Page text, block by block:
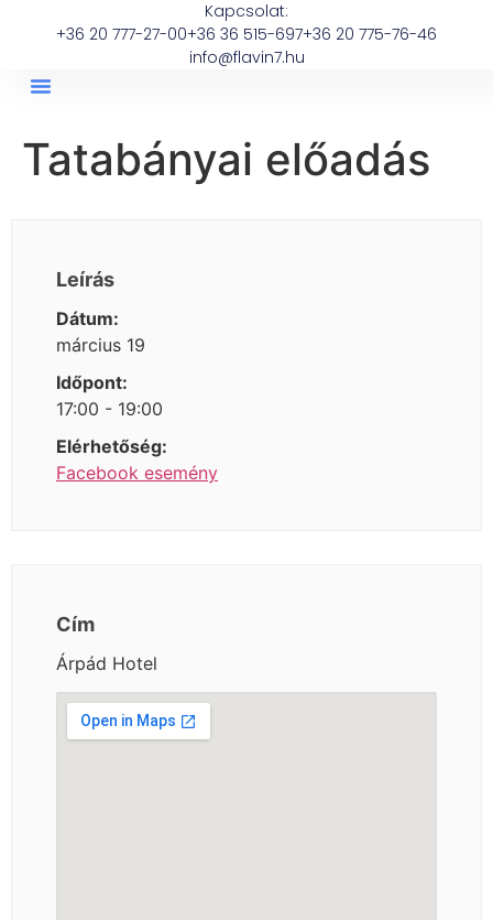
Kapcsolat:
+36 20 777-27-00+36 36 515-697+36 20 775-76-46
info@flavin7.hu
Tatabányai előadás
Leírás
Dátum:
március 19
Időpont:
17:00 - 19:00
Elérhetőség:
Facebook esemény
Cím
Árpád Hotel